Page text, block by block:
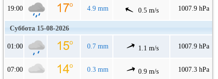
19:00 4.9 mm 0.5 m/s 1007.9 hPa
Суббота 15-08-2026
01:00 0.7 mm 1.1 m/s 1007.9 hPa
07:00 0.3 mm 0.9 m/s 1007.3 hPa